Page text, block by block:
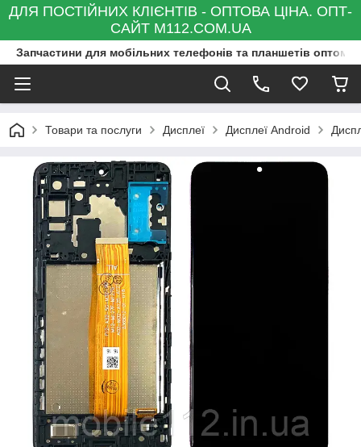
ДЛЯ ПОСТІЙНИХ КЛІЄНТІВ - ОПТОВА ЦІНА. ОПТ-
САЙТ M112.COM.UA
Запчастини для мобільних телефонів та планшетів оптом
Товари та послуги Дисплеї Дисплеї Android